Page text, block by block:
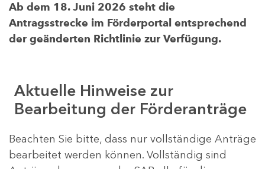
Ab dem 18. Juni 2026 steht die
Antragsstrecke im Förderportal entsprechend
der geänderten Richtlinie zur Verfügung.
Aktuelle Hinweise zur
Bearbeitung der Förderanträge
Beachten Sie bitte, dass nur vollständige Anträge
bearbeitet werden können. Vollständig sind